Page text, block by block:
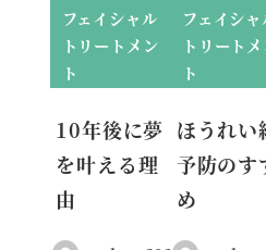
フェイシャル
トリートメン
ト
10年後に夢
を叶える理
由
フェイシャ
トリート
ト
ほうれい
予防のす
め